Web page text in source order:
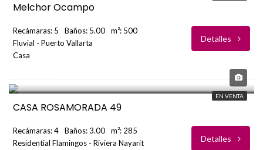
Melchor Ocampo
Recámaras: 5 Baños: 5.00
m²: 500
Fluvial - Puerto Vallarta
Casa
Detalles
EN VENTA
CASA ROSAMORADA 49
Recámaras: 4 Baños: 3.00
m²: 285
Residential Flamingos - Riviera Nayarit
Detalles